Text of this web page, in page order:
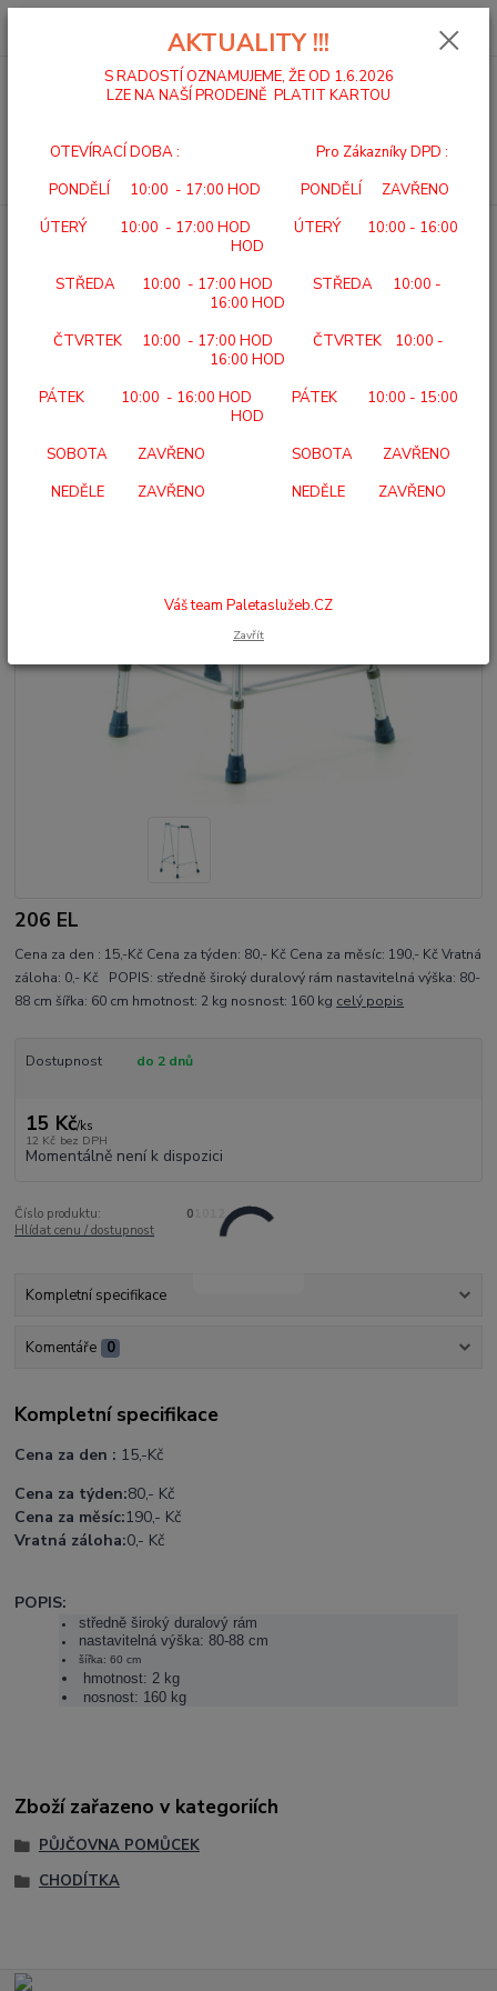
0,00 Kč
Úvod PŮJČOVNA POMŮCEK CHODÍTKO ČTYŘBODOVÉ PEVNÉ
CHODÍTKO ČTYŘBODOVÉ
206 EL
Cena za den : 15,-Kč Cena za týden: 80,- Kč Cena za měsíc: 190,- Kč Vratná
záloha: 0,- Kč POPIS: středně široký duralový rám nastavitelná výška: 80-
88 cm šířka: 60 cm hmotnost: 2 kg nosnost: 160 kg celý popis
Dostupnost do 2 dnů
15 Kč/ks
12 Kč bez DPH
Momentálně není k dispozici
Číslo produktu:
01012
Hlídat cenu / dostupnost
Kompletní specifikace
Komentáře 0
Kompletní specifikace
Cena za den : 15,-Kč
Cena za týden:80,- Kč
Cena za měsíc:190,- Kč
Vratná záloha:0,- Kč
POPIS:
středně široký duralový rám
nastavitelná výška: 80-88 cm
šířka: 60 cm
hmotnost: 2 kg
nosnost: 160 kg
Zboží zařazeno v kategoriích
PŮJČOVNA POMŮCEK
CHODÍTKA
AKTUALITY !!!
S RADOSTÍ OZNAMUJEME, ŽE OD 1.6.2026
LZE NA NAŠÍ PRODEJNĚ PLATIT KARTOU
OTEVÍRACÍ DOBA : Pro Zákazníky DPD :
PONDĚLÍ 10:00 - 17:00 HOD PONDĚLÍ ZAVŘENO
ÚTERÝ 10:00 - 17:00 HOD ÚTERÝ 10:00 - 16:00
HOD
STŘEDA 10:00 - 17:00 HOD STŘEDA 10:00 -
16:00 HOD
ČTVRTEK 10:00 - 17:00 HOD ČTVRTEK 10:00 -
16:00 HOD
PÁTEK 10:00 - 16:00 HOD PÁTEK 10:00 - 15:00
HOD
SOBOTA ZAVŘENO SOBOTA ZAVŘENO
NEDĚLE ZAVŘENO NEDĚLE ZAVŘENO
Váš team Paletaslužeb.CZ
Zavřít